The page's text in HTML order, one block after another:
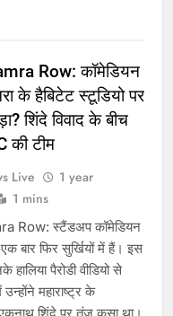
Row: कॉमेडियन
के हैबिटेट स्टूडियो पर
शिंदे विवाद के बीच
की टीम
Live
1 year
1 mins
Row: स्टैंडअप कॉमेडियन
बार फिर सुर्खियों में हैं। इस
हालिया पैरोडी वीडियो से
महाराष्ट्र के